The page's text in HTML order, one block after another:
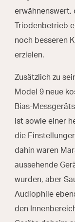
erwähnenswert,
Triodenbetrieb
noch besseren
erzielen.
Zusätzlich zu
Model 9 neue
Bias-
ist sowie einer
die
dahin waren
aussehende
wurden, aber
Audiophile
den